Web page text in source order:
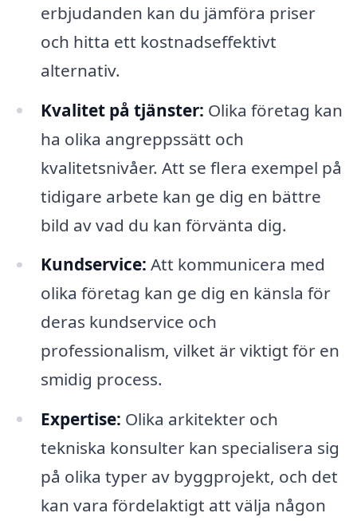
erbjudanden kan du jämföra priser
och hitta ett kostnadseffektivt
alternativ.
Kvalitet på tjänster: Olika företag kan
ha olika angreppssätt och
kvalitetsnivåer. Att se flera exempel på
tidigare arbete kan ge dig en bättre
bild av vad du kan förvänta dig.
Kundservice: Att kommunicera med
olika företag kan ge dig en känsla för
deras kundservice och
professionalism, vilket är viktigt för en
smidig process.
Expertise: Olika arkitekter och
tekniska konsulter kan specialisera sig
på olika typer av byggprojekt, och det
kan vara fördelaktigt att välja någon